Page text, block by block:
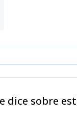
has led over
climbed over 250
isn’t just
dice sobre